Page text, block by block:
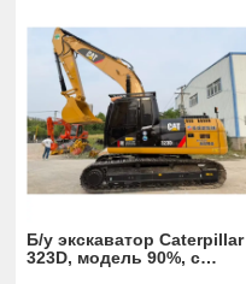
Б/у экскаватор Caterpillar
323D, модель 90%, с